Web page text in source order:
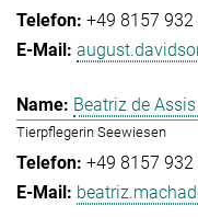
+49 8157 932
Beatriz de
Tierpflegerin Seewiesen
+49 8157 932